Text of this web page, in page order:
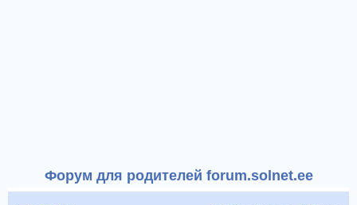
Форум для родителей forum.solnet.ee